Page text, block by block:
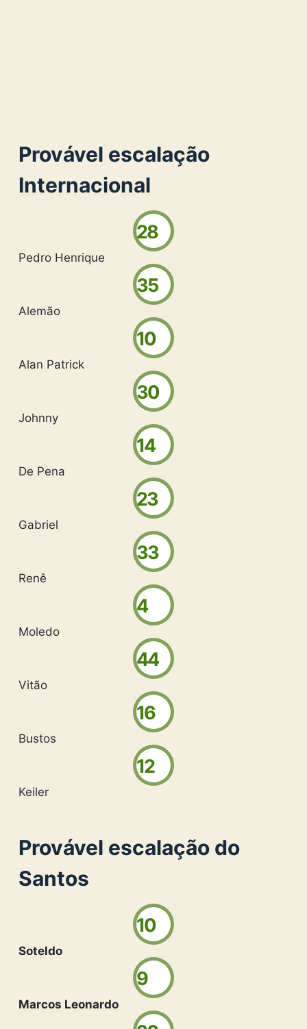
Provável escalação
Internacional
28
Pedro Henrique
35
Alemão
10
Alan Patrick
30
Johnny
14
De Pena
23
Gabriel
33
Renê
4
Moledo
44
Vitão
16
Bustos
12
Keiler
Provável escalação do
Santos
10
Soteldo
9
Marcos Leonardo